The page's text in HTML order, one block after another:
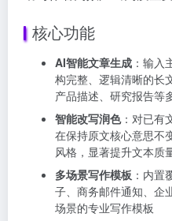
核心功能
AI智能文章生成 ：输入
构完整、逻辑清晰的长
产品描述、研究报告等
智能改写润色：对已有
在保持原文核心意思不
风格，显著提升文本质
多场景写作模板 ：内置
子、商务邮件通知、企
场景的专业写作模板